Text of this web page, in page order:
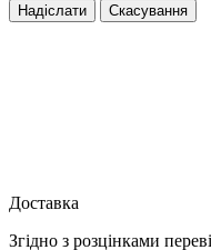
Надіслати Скасування
Доставка
Згідно з розцінками